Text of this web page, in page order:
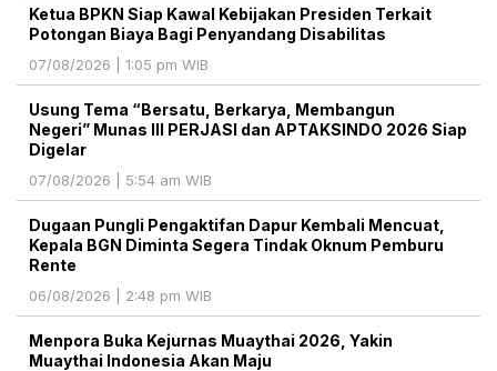
Ketua BPKN Siap Kawal Kebijakan Presiden Terkait
Potongan Biaya Bagi Penyandang Disabilitas
07/08/2026 | 1:05 pm WIB
Usung Tema “Bersatu, Berkarya, Membangun
Negeri” Munas III PERJASI dan APTAKSINDO 2026 Siap
Digelar
07/08/2026 | 5:54 am WIB
Dugaan Pungli Pengaktifan Dapur Kembali Mencuat,
Kepala BGN Diminta Segera Tindak Oknum Pemburu
Rente
06/08/2026 | 2:48 pm WIB
Menpora Buka Kejurnas Muaythai 2026, Yakin
Muaythai Indonesia Akan Maju